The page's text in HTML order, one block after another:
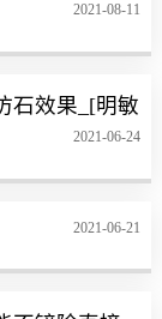
2021-08-11
石效果_[明敏
2021-06-24
2021-06-21